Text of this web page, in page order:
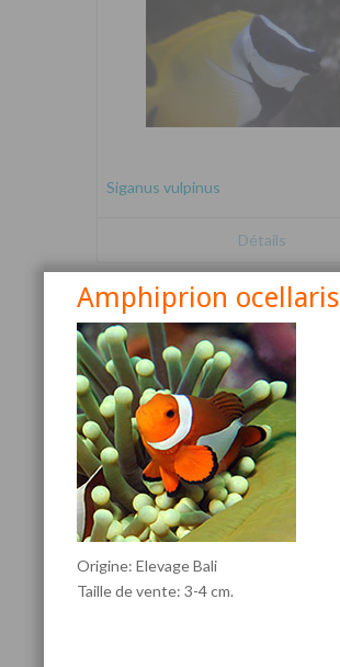
Siganus vulpinus
Détails
Canthigaster valentini
Amphiprion ocellaris
Origine: Elevage Bali
Taille de vente: 3-4 cm.